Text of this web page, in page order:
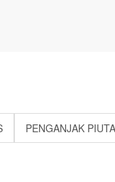
PENGANJAK